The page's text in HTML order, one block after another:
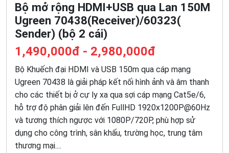
Bộ mở rộng HDMI+USB qua Lan 150M
Ugreen 70438(Receiver)/60323(
Sender) (bộ 2 cái)
1,490,000đ - 2,980,000đ
Bộ Khuếch đại HDMI và USB 150m qua cáp mạng
Ugreen 70438 là giải pháp kết nối hình ảnh và âm thanh
cho các thiết bị ở cự ly xa qua sợi cáp mạng Cat5e/6,
hỗ trợ độ phân giải lên đến FullHD 1920x1200P@60Hz
và tương thích ngược với 1080P/720P, phù hợp sử
dụng cho công trình, sân khấu, trường học, trung tâm
thương mại....